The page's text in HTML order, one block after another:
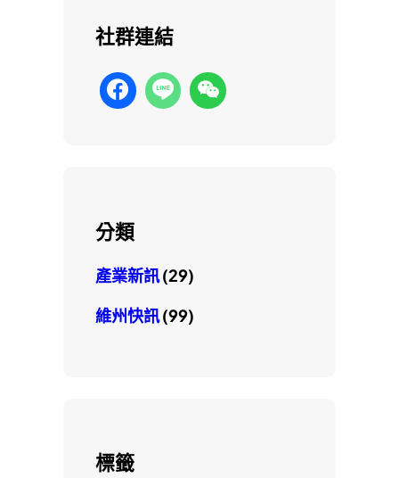
社群連結
分類
產業新訊(29)
維州快訊(99)
標籤